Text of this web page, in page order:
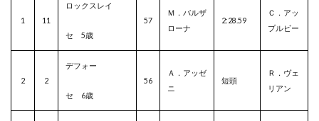
1 11
ロックスレイ
セ 5歳
57
Ｍ．バルザ
ローナ
2:28.59
Ｃ．アッ
プルビー
2 2
デフォー
セ 6歳
56
Ａ．アッゼ
ニ
短頭
Ｒ．ヴェ
リアン